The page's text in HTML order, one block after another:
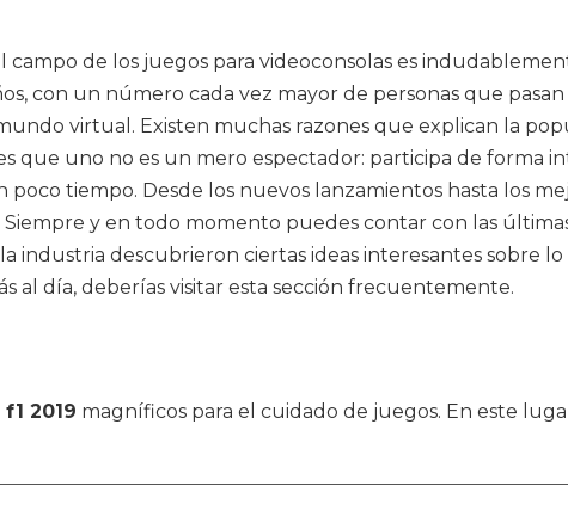
campo de los juegos para videoconsolas es
con un número cada vez mayor de personas que
virtual. Existen muchas razones que explican la
que uno no es un mero espectador: participa de forma
poco tiempo. Desde los nuevos lanzamientos hasta los
y en todo momento puedes contar con las
industria descubrieron ciertas ideas interesantes sobre
al día, deberías visitar esta sección frecuentemente.
2019 magníficos para el cuidado de juegos. En este